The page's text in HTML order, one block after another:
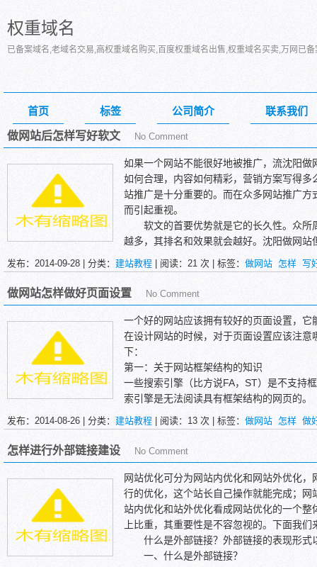
权重域名
已备案域名,老域名交易,高权重域名购买,百度权重域名出售,权重域名买卖,万网已
首页 标签 公司简介 联系我们
做网站后怎样写好软文 No Comment
如果一个网站不能很好地被推广，流沈阳
如何合理，内容如何精彩，营销方案写得
站推广是十分重要的。而在众多网站推广
而引起重视。
软文的首要优势就是它的长久性。众所
越多，其排名和效果就会越好。沈阳做网
站都要思考的问题，而在交换链接时，凡
歧视，被那个挑剔，只能被别的网站选择
新网站而言，通过交换链接进行网络推广
篇软文来推广自己的网站则更实际，更具
可以长期留存，只要你的文章发布的网站
长久性是其他推广方式无法做到的，只有软
发布：2014-09-28 | 分类： 建站教程 | 阅读： 21 次 | 标签： 做网站 怎样 写
做网站怎样做好页面设置 No Comment
一个好的网站应该拥有较好的页面设置，
在设计网站的时候，对于页面设置应该注
下：
第一：关于网站框架结构的知识
一些搜索引擎（比方说FA，ST）是不支持
索引擎是无法阅读具有框架结构的网页的。
第二：关于网站栏目的设置相关知识
关于网站的栏目并不是越多就越好。它应
对于网站的维护却是越简单越好。网站的
者，以及网站的技术部门等等多多的进行
何去设置。
发布：2014-08-26 | 分类： 建站教程 | 阅读： 13 次 | 标签： 做网站 怎样 做
怎样进行外部链接建设 No Comment
网站优化可分为网站内优化和网站外优化
行的优化，这个站长自己操作就能完成；
站内优化和站外优化看成网站优化的一个
上比重，其重要性是不容忽视的。下面我
什么是外部链接？外部链接的表现形式
一、什么是外部链接？